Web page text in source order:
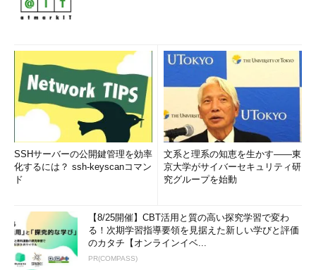
SSHサーバーの公開鍵管理を効率
化するには？ ssh-keyscanコマン
ド
文系と理系の知恵を生かす――東
京大学がサイバーセキュリティ研
究グループを始動
【8/25開催】CBT活用と質の高い探究学習で変わ
る！次期学習指導要領を見据えた新しい学びと評価
のカタチ【オンラインイベ...
PR(COMPASS)